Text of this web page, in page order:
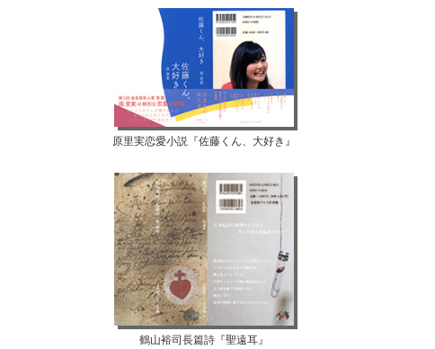
原里実恋愛小説『佐藤くん、大好き』
鶴山裕司長篇詩『聖遠耳』